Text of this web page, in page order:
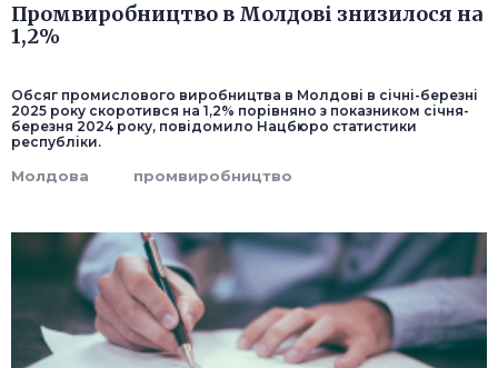
Промвиробництво в Молдові знизилося на
1,2%
Обсяг промислового виробництва в Молдові в січні-березні
2025 року скоротився на 1,2% порівняно з показником січня-
березня 2024 року, повідомило Нацбюро статистики
республіки.
Молдова промвиробництво